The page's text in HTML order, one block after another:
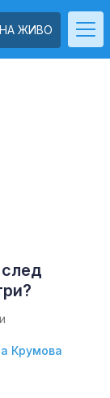
НА ЖИВО
Крумова